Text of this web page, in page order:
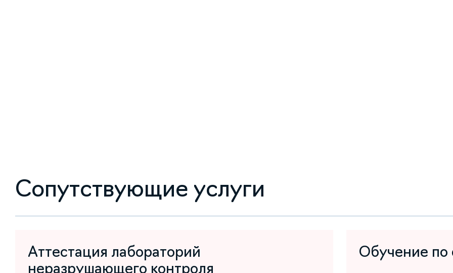
Сопутствующие услуги
Аттестация лабораторий
неразрушающего контроля
Обучение